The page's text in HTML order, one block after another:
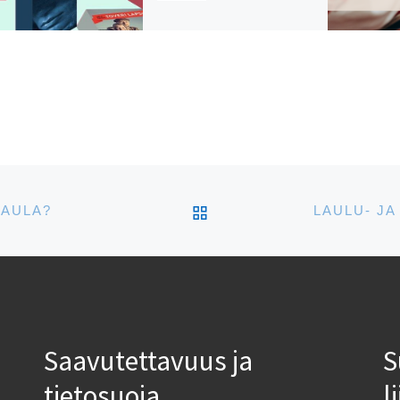
ARTIKKELISIVULLE
Saavutettavuus ja